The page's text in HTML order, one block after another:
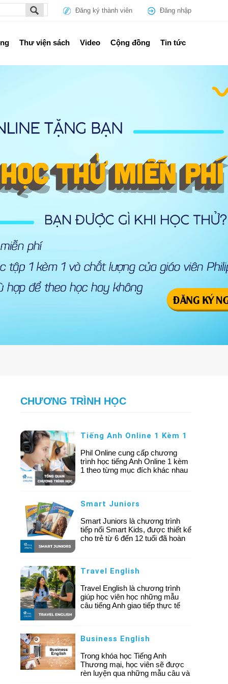
Đăng nhập
Đăng ký thành viên
Thư viện sách Video Cộng đồng Tin tức
CHƯƠNG TRÌNH HỌC
Tiếng Anh Online 1 Kèm 1
Phil Online cung cấp chương
trình học tiếng Anh Online 1 kèm
1 theo từng mục đích khác nhau
Online, Tiếng Anh Online cho
cho trẻ em… Mỗi chương trình
đều được sắp xếp theo level cụ
thể của học viên.
Smart Juniors
Smart Juniors là chương trình
tiếp nối Smart Kids, được thiết kế
cho trẻ từ 6 đến 12 tuổi đã hoàn
Travel English
Travel English là chương trình
giúp học viên học những mẫu
câu tiếng Anh giao tiếp thực tế
làm thủ tục tại sân bay, nhận
nhà hàng, mua sắm, hỏi đường
hay xử lý các tình huống khẩn
cấp.
Business English
Trong khóa học Tiếng Anh
Thương mại, học viên sẽ được
rèn luyện qua những mẫu câu và